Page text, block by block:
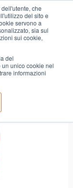
che
del sito e
servono a
sia sul
sui cookie,
del
unico cookie nel
informazioni
ANNI